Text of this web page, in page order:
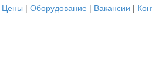
Цены | Оборудование | Вакансии |